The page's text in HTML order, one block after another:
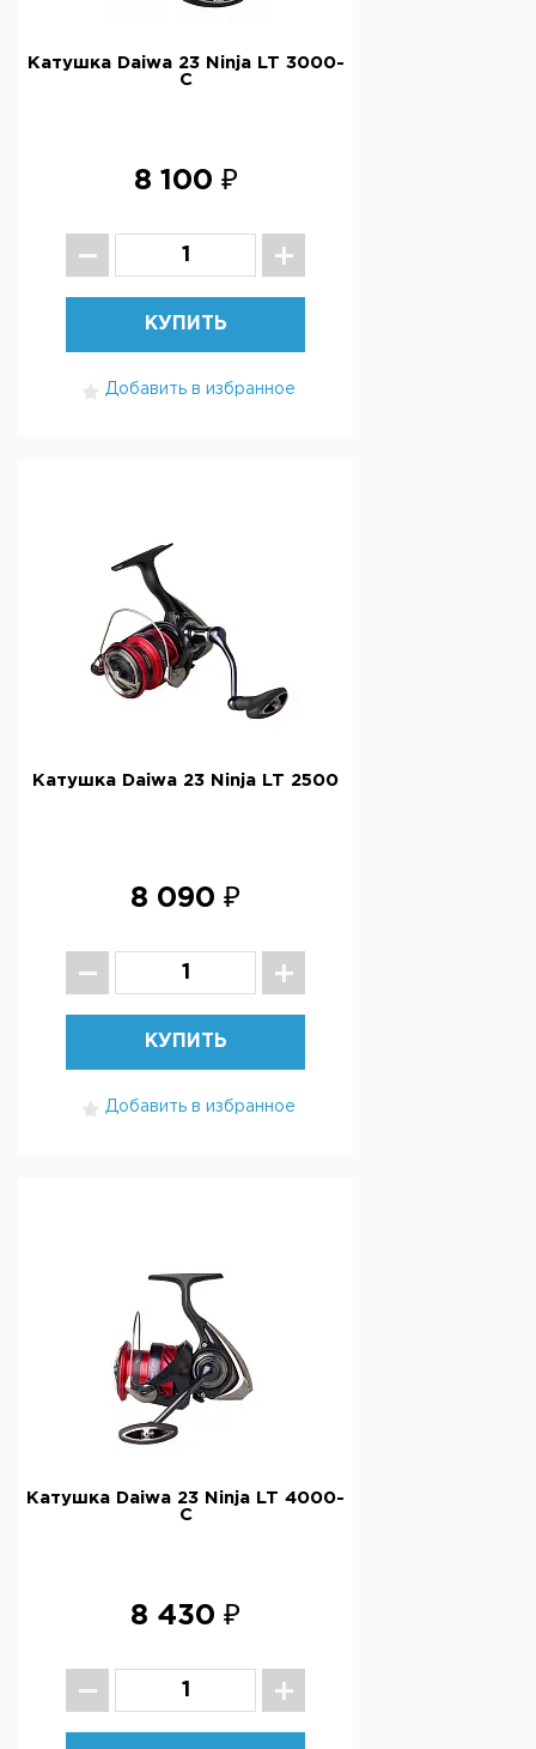
Катушка Daiwa 23 Ninja LT 3000-
С
8 100 ₽
КУПИТЬ
Добавить в избранное
Катушка Daiwa 23 Ninja LT 2500
8 090 ₽
КУПИТЬ
Добавить в избранное
Катушка Daiwa 23 Ninja LT 4000-
C
8 430 ₽